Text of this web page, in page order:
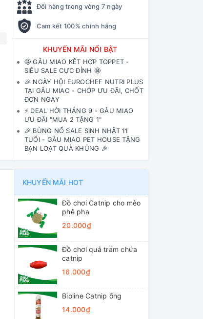
Đổi hàng trong vòng 7 ngày
Cam kết 100% chính hãng
KHUYẾN MÃI NỔI BẬT
🤩 GÂU MIAO KẾT HỢP TOPPET -
SIÊU SALE CỰC ĐỈNH 🤩
🎉 NGÀY HỘI EUROCHEF NUTRI PLUS
TẠI GÂU MIAO - CHỚP ƯU ĐÃI, CHỐT
ĐƠN NGAY
⚡️ DEAL HỜI THÁNG 9 - GÂU MIAO
ƯU ĐÃI "MUA 2 TẶNG 1"
🎉 BÙNG NỔ SALE SINH NHẬT 11
TUỔI - GÂU MIAO PET HOUSE TẶNG
BẠN LOẠT QUÀ KHỦNG 🎉
KHUYẾN MÃI HOT
Đồ chơi Catnip cho mèo
phê pha
20.000₫
Đồ chơi quả trám chứa
catnip
16.000₫
Bioline Catnip ống
14.000₫